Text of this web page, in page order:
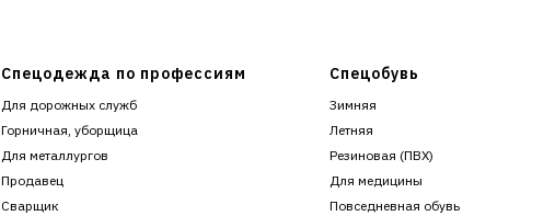
Спецодежда по профессиям
Для дорожных служб
Горничная, уборщица
Для металлургов
Продавец
Сварщик
Спецобувь
Зимняя
Летняя
Резиновая (ПВХ)
Для медицины
Повседневная обувь